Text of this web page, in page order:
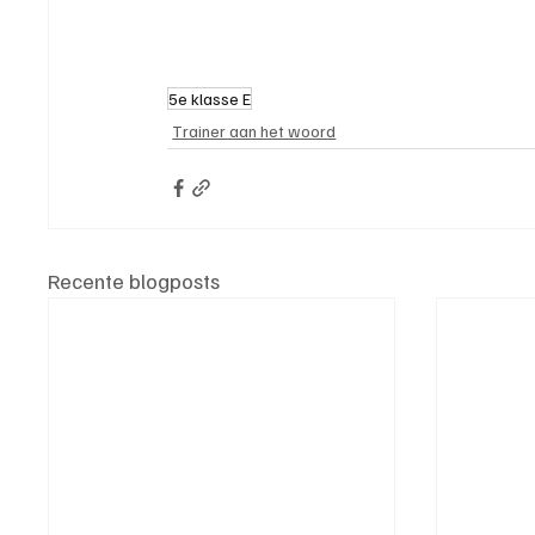
5e klasse E
Trainer aan het woord
Recente blogposts